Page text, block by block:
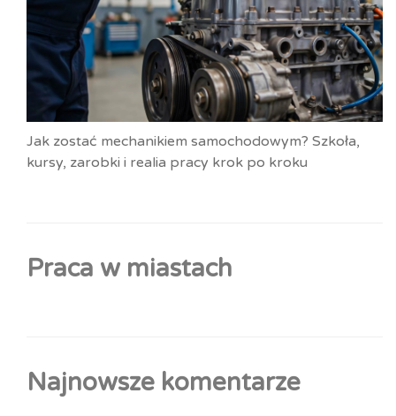
Jak zostać mechanikiem samochodowym? Szkoła,
kursy, zarobki i realia pracy krok po kroku
Praca w miastach
Najnowsze komentarze